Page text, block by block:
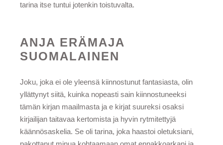
tarina itse tuntui jotenkin toistuvalta.
ANJA ERÄMAJA
SUOMALAINEN
Joku, joka ei ole yleensä kiinnostunut fantasiasta, olin
yllättynyt siitä, kuinka nopeasti sain kiinnostuneeksi
tämän kirjan maailmasta ja e kirjat​ suureksi osaksi
kirjailijan taitavaa kertomista ja hyvin rytmitettyjä
käännösaskelia. Se oli tarina, joka haastoi oletuksiani,